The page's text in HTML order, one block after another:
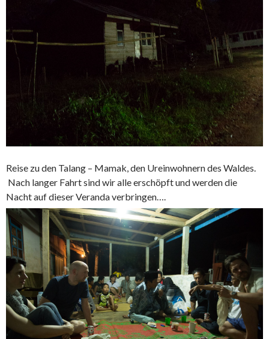
Reise zu den Talang – Mamak, den Ureinwohnern des Waldes.
Nach langer Fahrt sind wir alle erschöpft und werden die
Nacht auf dieser Veranda verbringen….